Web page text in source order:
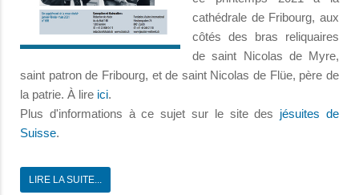
cathédrale de Fribourg, aux
côtés des bras reliquaires
de saint Nicolas de Myre,
saint patron de Fribourg, et de saint Nicolas de Flüe, père de
la patrie. À lire ici.
Plus d'informations à ce sujet sur le site des jésuites de
Suisse.
LIRE LA SUITE...